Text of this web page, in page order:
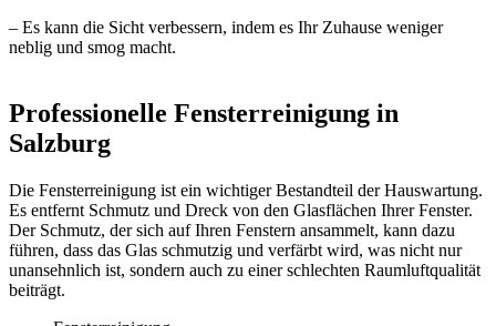
– Es kann die Sicht verbessern, indem es Ihr Zuhause weniger
neblig und smog macht.
Professionelle Fensterreinigung in
Salzburg
Die Fensterreinigung ist ein wichtiger Bestandteil der Hauswartung.
Es entfernt Schmutz und Dreck von den Glasflächen Ihrer Fenster.
Der Schmutz, der sich auf Ihren Fenstern ansammelt, kann dazu
führen, dass das Glas schmutzig und verfärbt wird, was nicht nur
unansehnlich ist, sondern auch zu einer schlechten Raumluftqualität
beiträgt.